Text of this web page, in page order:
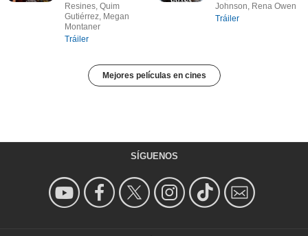
Resines, Quim
Gutiérrez, Megan
Montaner
Tráiler
Johnson, Rena Owen
Tráiler
Mejores películas en cines
SÍGUENOS